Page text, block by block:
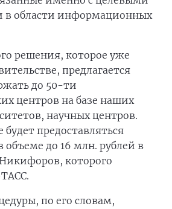
в области информационных
решения, которое уже
предлагается
до 50-ти
центров на базе наших
научных центров.
предоставляться
объеме до 16 млн. рублей в
которого
по его словам,